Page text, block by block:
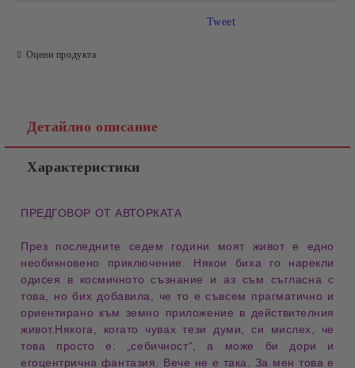
Оцени продукта
Tweet
Детайлно описание
Характеристики
ПРЕДГОВОР ОТ АВТОРКАТА
През последните седем години моят живот е едно
необикновено приключение. Някои биха го нарекли
одисея в космичното съзнание и аз съм съгласна с
това, но бих добавила, че то е съвсем прагматично и
ориентирано към земно приложение в действителния
живот.Някога, когато чувах тези думи, си мислех, че
това просто е: „себичност", а може би дори и
егоцентрична фантазия. Вече не е така. За мен това е